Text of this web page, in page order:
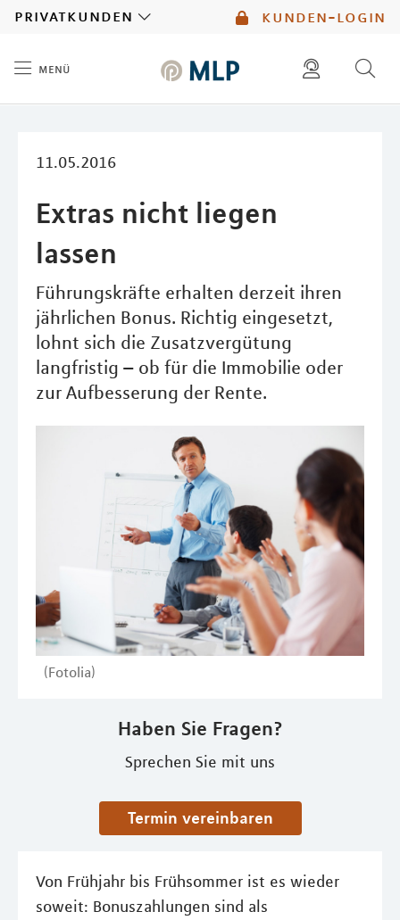
kunden-login
privatkunden
menü
11.05.2016
Extras nicht liegen
lassen
Führungskräfte erhalten derzeit ihren
jährlichen Bonus. Richtig eingesetzt,
lohnt sich die Zusatzvergütung
langfristig – ob für die Immobilie oder
zur Aufbesserung der Rente.
(Fotolia)
Haben Sie Fragen?
Sprechen Sie mit uns
Termin vereinbaren
Von Frühjahr bis Frühsommer ist es wieder
soweit: Bonuszahlungen sind als